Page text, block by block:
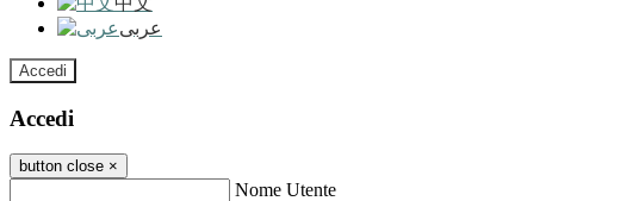
عربى
Accedi
Accedi
button close ×
Nome Utente